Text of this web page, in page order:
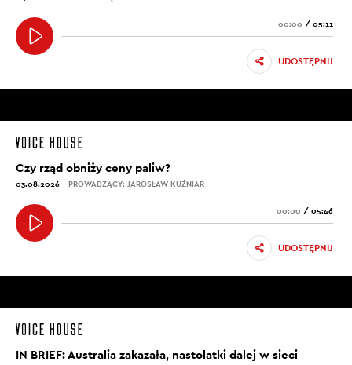
00:00 / 05:11
UDOSTĘPNIJ
Czy rząd obniży ceny paliw?
03.08.2026 PROWADZĄCY: JAROSŁAW KUŹNIAR
00:00 / 05:46
UDOSTĘPNIJ
IN BRIEF: Australia zakazała, nastolatki dalej w sieci